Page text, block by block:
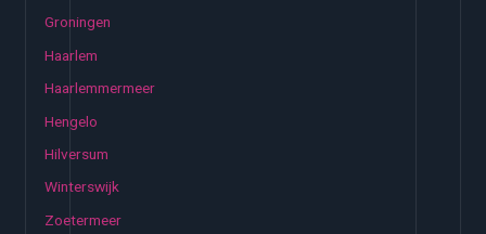
Groningen
Haarlem
Haarlemmermeer
Hengelo
Hilversum
Winterswijk
Zoetermeer